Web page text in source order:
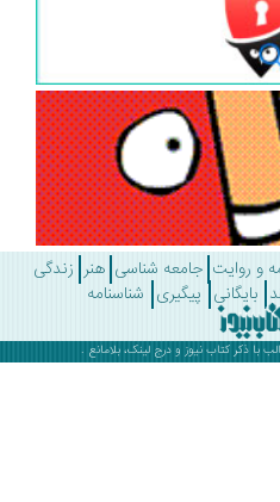
جامعه شناسی هنر زندگی
پیگیری شناسنامه
کتاب نیوز و درج لینک، بلامانع .